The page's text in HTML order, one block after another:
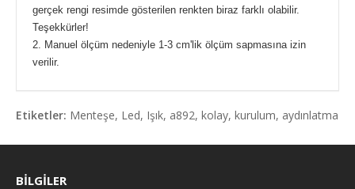
gerçek rengi resimde gösterilen renkten biraz farklı olabilir.
Teşekkürler!
2. Manuel ölçüm nedeniyle 1-3 cm'lik ölçüm sapmasına izin
verilir.
Etiketler: Menteşe, Led, Işık, a892, kolay, kurulum, aydınlatma
BILGILER